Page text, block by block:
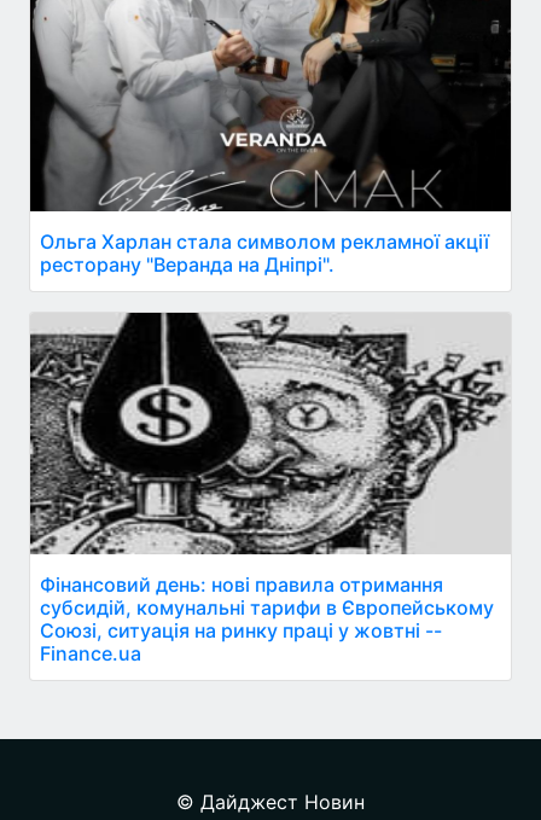
Ольга Харлан стала символом рекламної акції
ресторану "Веранда на Дніпрі".
Фінансовий день: нові правила отримання
субсидій, комунальні тарифи в Європейському
Союзі, ситуація на ринку праці у жовтні --
Finance.ua
© Дайджест Новин